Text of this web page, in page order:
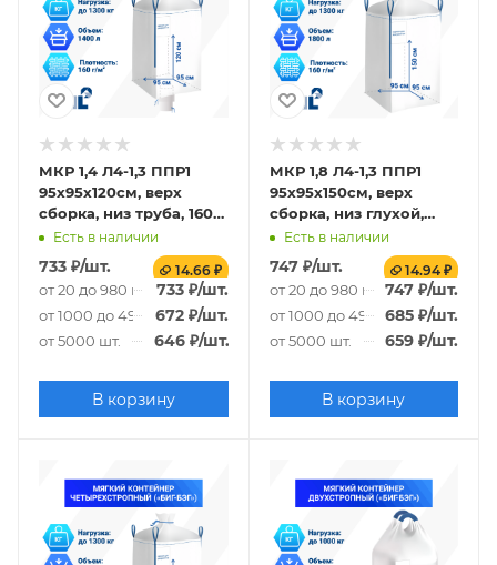
МКР 1,4 Л4-1,3 ППР1
95х95х120см, верх
сборка, низ труба, 160г/
м2Есть в наличии
733 ₽/шт. 14.66 ₽
от 20 до 980 шт. 733₽/шт.
от 1000 до 4980 шт.
672₽/шт.
от 5000 шт. 646 ₽/шт.
В корзину
МКР 1,8 Л4-1,3 ППР1
95х95х150см, верх
сборка, низ глухой,
160г/м2
Есть в наличии
747₽/шт. 14.94 ₽
от 20 до 980 шт. 747 ₽/шт.
от 1000 до 4980 шт.
685 ₽/шт.
от 5000 шт. 659 ₽/шт.
В корзину